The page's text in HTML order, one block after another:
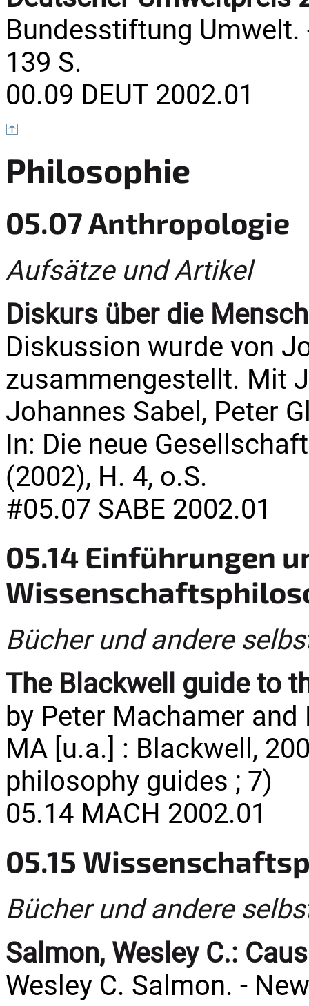
Bundesstiftung Umwelt.
139 S.
00.09 DEUT 2002.01
Philosophie
05.07 Anthropologie
Aufsätze und Artikel
Diskurs über die
Diskussion wurde von
zusammengestellt. Mit
Johannes Sabel, Peter
In: Die neue
(2002), H. 4, o.S.
#05.07 SABE 2002.01
05.14 Einführungen
Bücher und andere
The Blackwell guide to
by Peter Machamer
MA [u.a.] : Blackwell,
philosophy guides ; 7)
05.14 MACH 2002.01
05.15
Bücher und andere
Salmon, Wesley C.:
Wesley C. Salmon. -